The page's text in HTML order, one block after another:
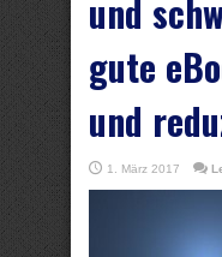
und
gute
und
1. März 2017